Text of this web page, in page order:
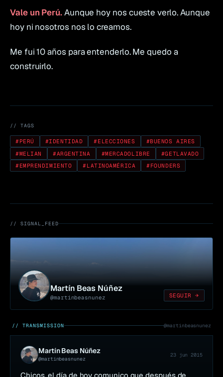
Vale un Perú.Aunque hoy nos cueste verlo. Aunque
hoy ni nosotros nos lo creamos.
Me fui 10 años para entenderlo. Me quedo a
construirlo.
// TAGS
# PERÚ #IDENTIDAD # ELECCIONES #BUENOS AIRES
#MELIAN #ARGENTINA #MERCADOLIBRE #GETLAVADO
# EMPRENDIMIENTO # LATINOAMÉRICA # FOUNDERS
// SIGNAL_FEED
Martín Beas Núñez
@martinbeasnunez SEGUIR →
// TRANSMISSION @martinbeasnunez
Martín Beas Núñez
@martinbeasnunez
23 jun 2015